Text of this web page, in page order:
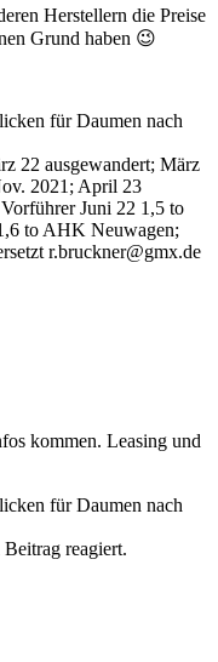
Herstellern die Preise
Grund haben 😉
für Daumen nach
22 ausgewandert; März
2021; April 23
Juni 22 1,5 to
to AHK Neuwagen;
r.bruckner@gmx.de
kommen. Leasing und
für Daumen nach
reagiert.